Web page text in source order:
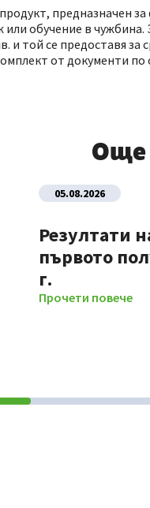
предназначен
или обучение в
и той се предоставя
от документи по
Още
05.08.2026
Резултати
първото
г.
Прочети повече